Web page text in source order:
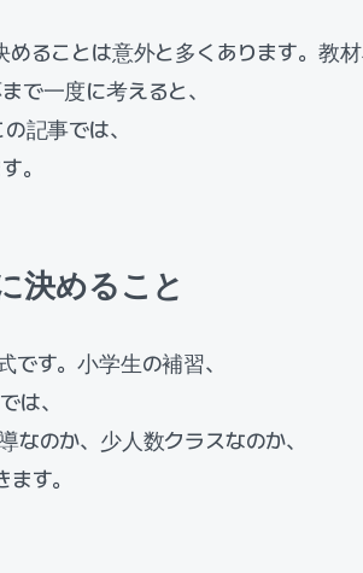
ることは意外と多くあります。教
で一度に考えると、
記事では、
。
決めること
す。小学生の補習、
は、
のか、少人数クラスなのか、
す。